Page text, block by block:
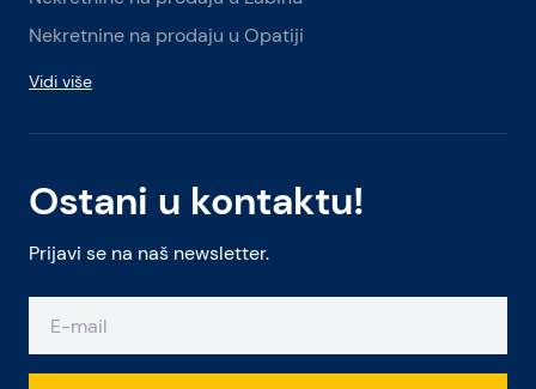
Ostani u kontaktu!
Prijavi se na naš newsletter.
Nekretnine na prodaju u Opatiji
Vidi više